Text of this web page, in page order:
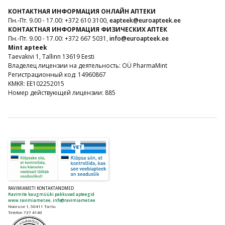
КОНТАКТНАЯ ИНФОРМАЦИЯ ОНЛАЙН АПТЕКИ
Пн.-Пт. 9.00 - 17.00: +372 610 3100,eapteek@euroapteek.ee
КОНТАКТНАЯ ИНФОРМАЦИЯ ФИЗИЧЕСКИХ АПТЕК
Пн.-Пт. 9.00 - 17.00: +372 667 5031,info@euroapteek.ee
Mint apteek
Taevakivi 1, Tallinn 13619 Eesti
Владелец лицензии на деятельность: OÜ PharmaMint
Регистрационный код: 14960867
KMKR: EE102252015
Номер действующей лицензии: 885
RAVIMIAMETI KONTAKTANDMED
Ravimite kaugmüüki pakkuvad apteegid
www.ravimiamet.ee info@ravimiamet.ee
Nooruse 1, 50411 Tartu
Telefon 737 4140